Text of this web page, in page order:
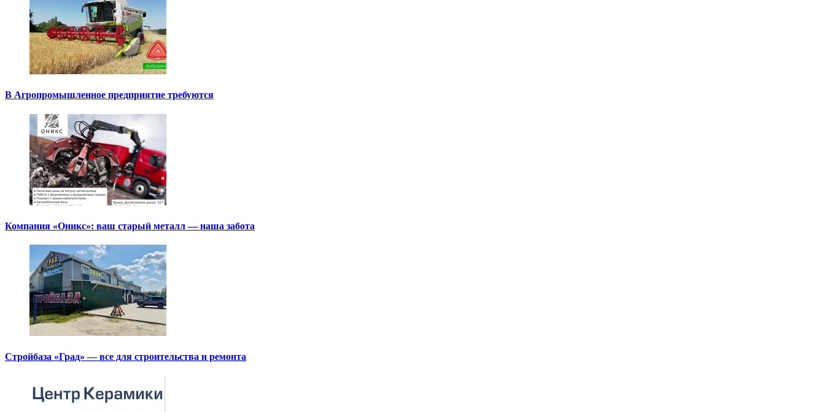
В Агропромышленное предприятие требуются
Компания «Оникс»: ваш старый металл — наша забота
Стройбаза «Град» — все для строительства и ремонта